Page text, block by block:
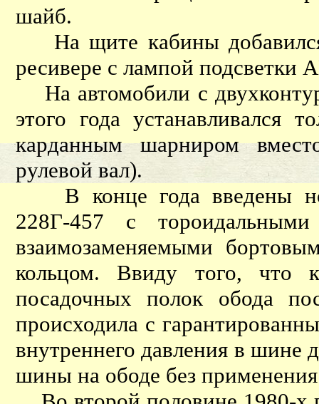
шайб.
На щите кабины добавился
ресивере с лампой
На автомобили с
этого года устанавливался
карданным шарниром
рулевой вал).
В конце года введены
228Г-457 с
взаимозаменяемыми
кольцом. Ввиду того, что
посадочных полок обода
происходила с
внутреннего давления в шине
шины на ободе без применения